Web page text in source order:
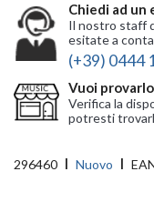
Chiedi ad un
Il nostro staff
esitate a
(+39) 0444
Vuoi
Verifica la
potresti
296460 Nuovo